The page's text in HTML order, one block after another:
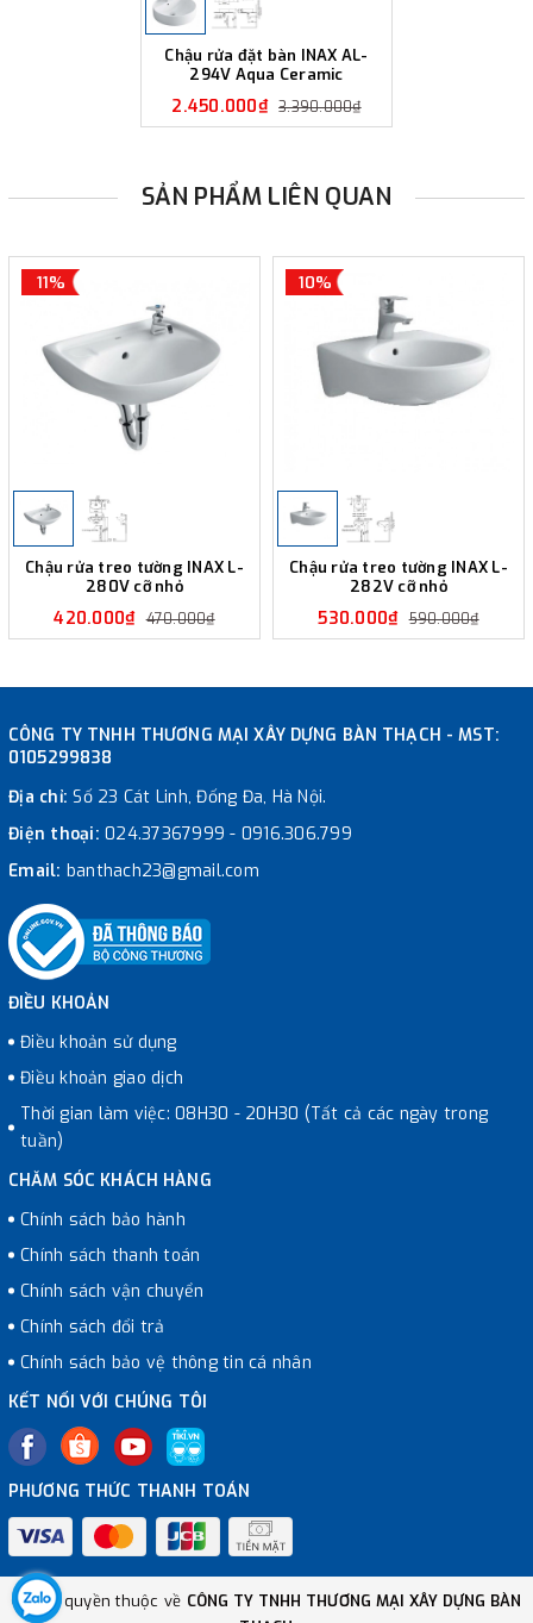
Chậu rửa đặt bàn INAX AL-
294V Aqua Ceramic
2.450.000₫ 3.390.000₫
SẢN PHẨM LIÊN QUAN
11%
Chậu rửa treo tường INAX L-
280V cỡ nhỏ
420.000₫ 470.000₫
10%
Chậu rửa treo tường INAX L-
282V cỡ nhỏ
530.000₫ 590.000₫
CÔNG TY TNHH THƯƠNG MẠI XÂY DỰNG BÀN THẠCH - MST:
0105299838
Địa chỉ:Số 23 Cát Linh, Đống Đa, Hà Nội.
Điện thoại: 024.37367999 - 0916.306.799
Email: banthach23@gmail.com
ĐIỀU KHOẢN
Điều khoản sử dụng
Điều khoản giao dịch
Thời gian làm việc: 08H30 - 20H30 (Tất cả các ngày trong
tuần)
CHĂM SÓC KHÁCH HÀNG
Chính sách bảo hành
Chính sách thanh toán
Chính sách vận chuyển
Chính sách đổi trả
Chính sách bảo vệ thông tin cá nhân
KẾT NỐI VỚI CHÚNG TÔI
PHƯƠNG THỨC THANH TOÁN
© Bản quyền thuộc về CÔNG TY TNHH THƯƠNG MẠI XÂY DỰNG BÀN